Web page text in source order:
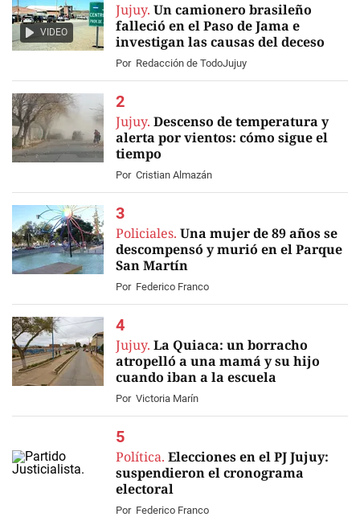
VIDEO
Jujuy. Un camionero brasileño
falleció en el Paso de Jama e
investigan las causas del deceso
Por Redacción de TodoJujuy
Jujuy. Descenso de temperatura y
alerta por vientos: cómo sigue el
tiempo
Por Cristian Almazán
Policiales. Una mujer de 89 años se
descompensó y murió en el Parque
San Martín
Por Federico Franco
Jujuy. La Quiaca: un borracho
atropelló a una mamá y su hijo
cuando iban a la escuela
Por Victoria Marín
Política. Elecciones en el PJ Jujuy:
suspendieron el cronograma
electoral
Por Federico Franco